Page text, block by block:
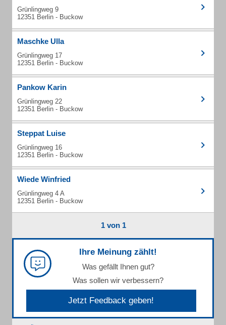
Grünlingweg 9
12351 Berlin - Buckow
Maschke Ulla
Grünlingweg 17
12351 Berlin - Buckow
Pankow Karin
Grünlingweg 22
12351 Berlin - Buckow
Steppat Luise
Grünlingweg 16
12351 Berlin - Buckow
Wiede Winfried
Grünlingweg 4 A
12351 Berlin - Buckow
1 von 1
Ihre Meinung zählt!
Was gefällt Ihnen gut?
Was sollen wir verbessern?
Jetzt Feedback geben!